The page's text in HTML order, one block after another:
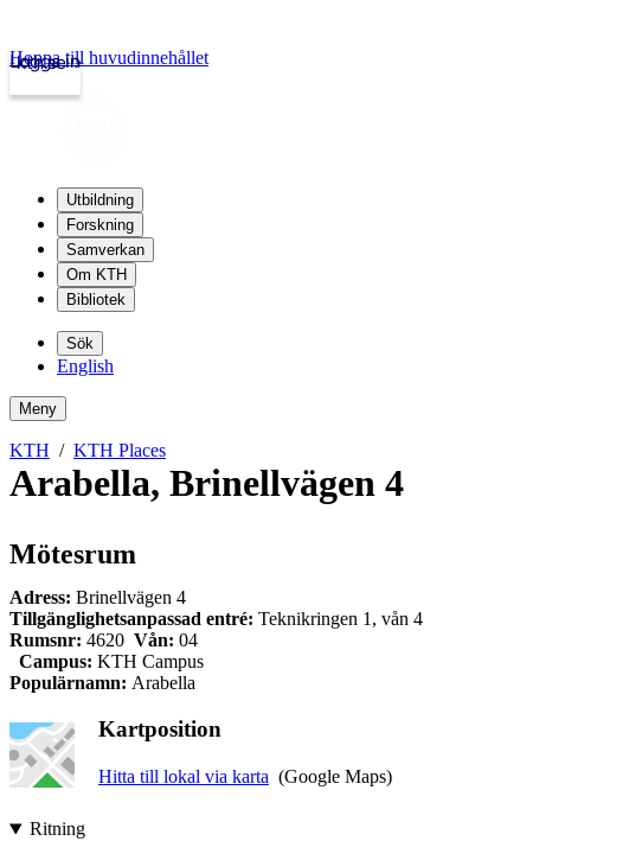
kth.se
Logga in
Hoppa till huvudinnehållet
Utbildning
Forskning
Samverkan
Om KTH
Bibliotek
Sök
English
Meny
KTH KTH Places
Arabella, Brinellvägen 4
Mötesrum
Adress: Brinellvägen 4
Tillgänglighetsanpassad entré: Teknikringen 1, vån 4
Rumsnr: 4620 Vån: 04
Campus: KTH Campus
Populärnamn: Arabella
Kartposition
Hitta till lokal via karta (Google Maps)
Ritning